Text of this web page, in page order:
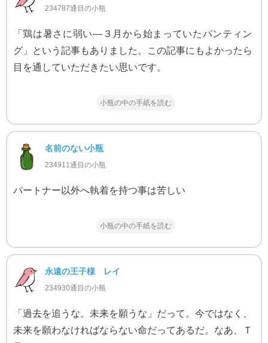
234787通目の小瓶
「鶏は暑さに弱い—３月から始まっていたパンティン
グ」という記事もありました。この記事にもよかったら
目を通していただきたい思いです。
小瓶の中の手紙を読む
名前のない小瓶
234911通目の小瓶
パートナー以外へ執着を持つ事は苦しい
小瓶の中の手紙を読む
永遠の王子様 レイ
234930通目の小瓶
「過去を追うな。未来を願うな」だって。今ではなく、
未来を願わなければならない命だってあるだ。なあ、Ｔ